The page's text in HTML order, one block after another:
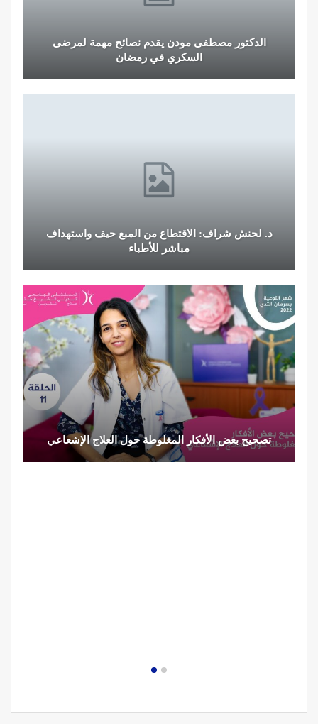
الدكتور مصطفى مودن يقدم نصائح مهمة لمرضى
السكري في رمضان
د. لحنش شراف: الاقتطاع من المبع حيف واستهداف
مباشر للأطباء
تصحيح بعض الأفكار المغلوطة حول العلاج الإشعاعي